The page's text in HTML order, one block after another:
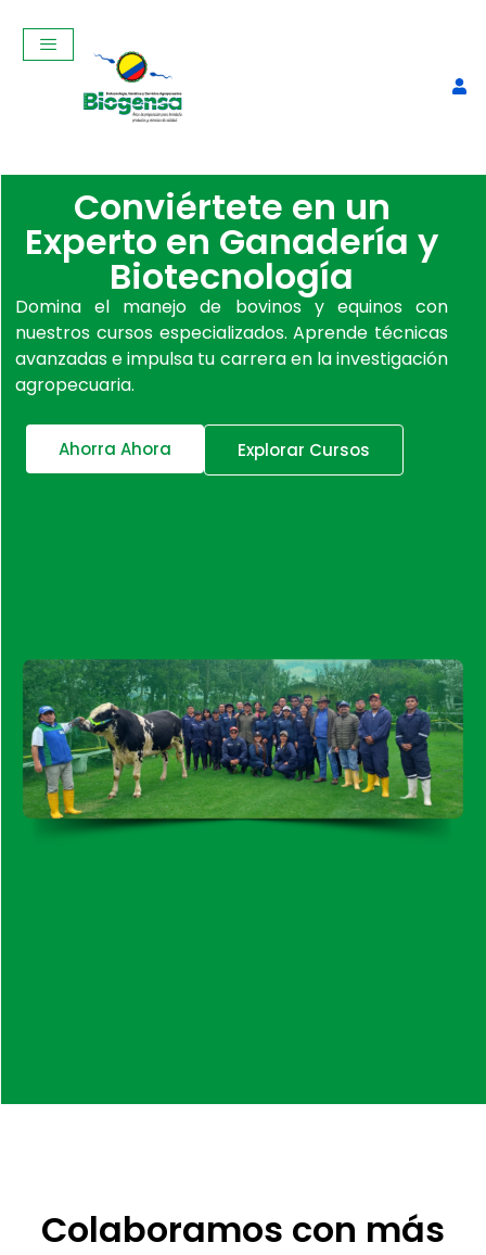
Conviértete en un
Experto en Ganadería y
Biotecnología
Domina el manejo de bovinos y equinos con
nuestros cursos especializados. Aprende técnicas
avanzadas e impulsa tu carrera en la investigación
agropecuaria.
Ahorra Ahora Explorar Cursos
Colaboramos con más
Curso Teórico-Práctico de
Ginecología, Palpación y
$350,00 +